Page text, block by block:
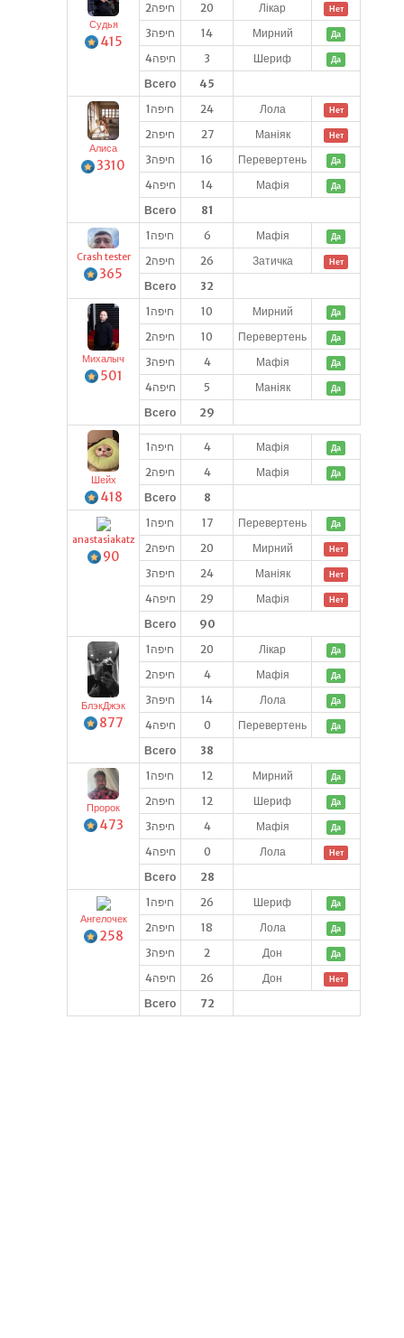
Судья
415
חיפה2 20 Лікар Нет
חיפה3 14 Мирний Да
חיפה4 3 Шериф Да
Всего 45
Алиса
3310
חיפה1 24 Лола Нет
חיפה2 27 Маніяк Нет
חיפה3 16 Перевертень Да
חיפה4 14 Мафія Да
Всего 81
Crash tester
365
חיפה1 6 Мафія Да
חיפה2 26 Затичка Нет
Всего 32
Михалыч
501
חיפה1 10 Мирний Да
חיפה2 10 Перевертень Да
חיפה3 4 Мафія Да
חיפה4 5 Маніяк Да
Всего 29
Шейх
418
חיפה1 4 Мафія Да
חיפה2 4 Мафія Да
Всего 8
anastasiakatz
90
חיפה1 17 Перевертень Да
חיפה2 20 Мирний Нет
חיפה3 24 Маніяк Нет
חיפה4 29 Мафія Нет
Всего 90
БлэкДжэк
877
חיפה1 20 Лікар Да
חיפה2 4 Мафія Да
חיפה3 14 Лола Да
חיפה4 0 Перевертень Да
Всего 38
Пророк
473
חיפה1 12 Мирний Да
חיפה2 12 Шериф Да
חיפה3 4 Мафія Да
חיפה4 0 Лола Нет
Всего 28
Ангелочек
258
חיפה1 26 Шериф Да
חיפה2 18 Лола Да
חיפה3 2 Дон Да
חיפה4 26 Дон Нет
Всего 72